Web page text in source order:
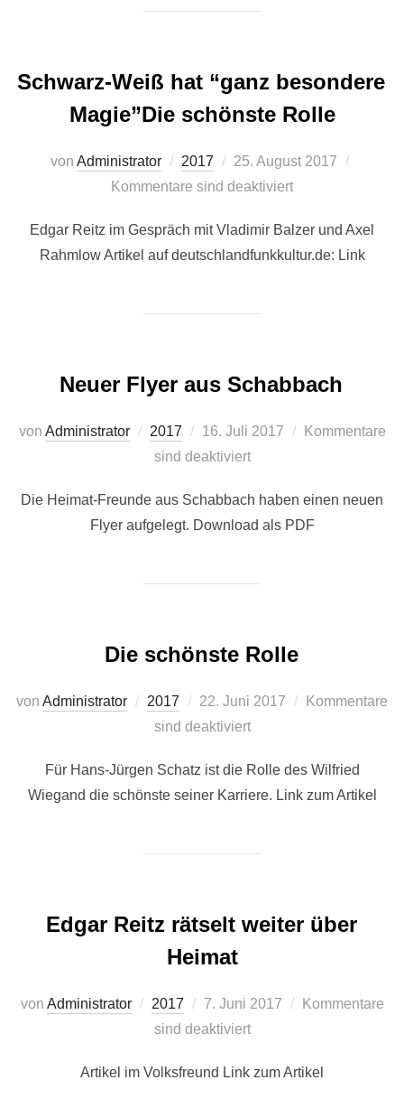
Schwarz-Weiß hat “ganz besondere
Magie”Die schönste Rolle
von Administrator 2017
Veröffentlicht
am
25. August 2017
Kommentare sind deaktiviert
Edgar Reitz im Gespräch mit Vladimir Balzer und Axel
Rahmlow Artikel auf deutschlandfunkkultur.de: Link
Neuer Flyer aus Schabbach
von Administrator 2017
Veröffentlicht
am
16. Juli 2017
Kommentare
sind deaktiviert
Die Heimat-Freunde aus Schabbach haben einen neuen
Flyer aufgelegt. Download als PDF
Die schönste Rolle
von Administrator 2017
Veröffentlicht
am
22. Juni 2017
Kommentare
sind deaktiviert
Für Hans-Jürgen Schatz ist die Rolle des Wilfried
Wiegand die schönste seiner Karriere. Link zum Artikel
Edgar Reitz rätselt weiter über
Heimat
von Administrator 2017
Veröffentlicht
am
7. Juni 2017
Kommentare
sind deaktiviert
Artikel im Volksfreund Link zum Artikel